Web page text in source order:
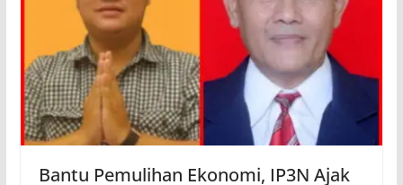
Bantu Pemulihan Ekonomi, IP3N Ajak